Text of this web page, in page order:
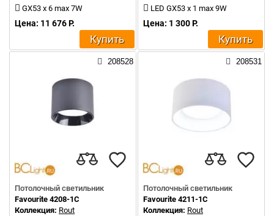
GX53 x 6 max 7W
Цена: 11 676 Р.
Купить
LED GX53 x 1 max 9W
Цена: 1 300 Р.
Купить
208528
Потолочный светильник
Favourite 4208-1C
Коллекция: Rout
208531
Потолочный светильник
Favourite 4211-1C
Коллекция: Rout